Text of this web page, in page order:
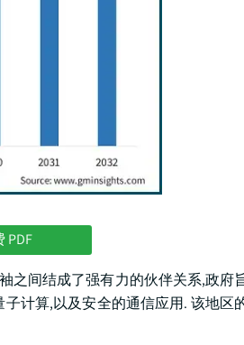
PDF
之间结成了强有力的伙伴关系,政府
计算,以及安全的通信应用. 该地区